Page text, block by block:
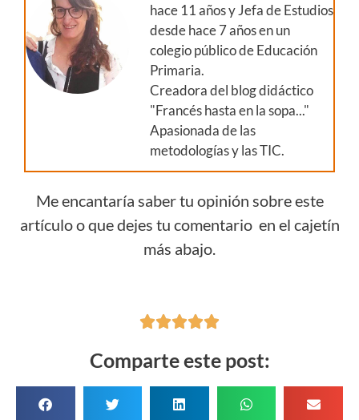
hace 11 años y Jefa de Estudios
desde hace 7 años en un
colegio público de Educación
Primaria.
Creadora del blog didáctico
"Francés hasta en la sopa..."
Apasionada de las
metodologías y las TIC.
Me encantaría saber tu opinión sobre este
artículo o que dejes tu comentario en el cajetín
más abajo.

Comparte este post: